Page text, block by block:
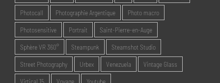
Photocall Photographie Argentique Photo macro
Photosensitive Portrait Saint-Pierre-en-Auge
Sphère VR 360° Steampunk Steamshot Studio
Street Photography Urbex Venezuela Vintage Glass
Virtical 15 Voyage Youtube